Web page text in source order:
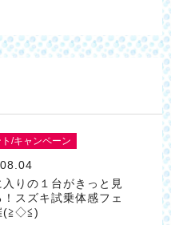
/キャンペーン
入りの１台がきっと見
スズキ試乗体感フェ
(≧◇≦)